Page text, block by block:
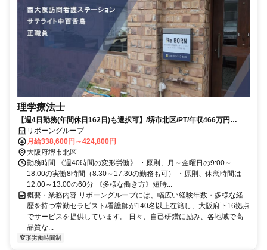
理学療法士
【週4日勤務(年間休日162日)も選択可】/堺市北区/PT/年収466万円
～/2026年7月以降入社
リボーングループ
月給338,600円～424,800円
大阪府堺市北区
勤務時間 《週40時間の変形労働》 ・原則、月～金曜日の9:00～
18:00の実働8時間（8:30～17:30の勤務も可） ・原則、休憩時間は
12:00～13:00の60分 《多様な働き方》短時...
概要・業務内容 リボーングループには、幅広い経験年数・多様な経
歴を持つ常勤セラピスト/看護師が140名以上在籍し、大阪府下16拠点
でサービスを提供しています。 日々、自己研鑽に励み、各地域で高
品質な...
変形労働時間制